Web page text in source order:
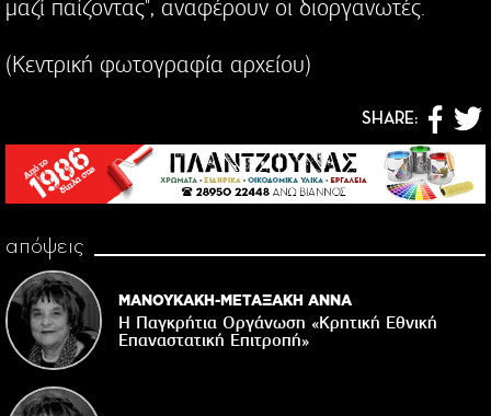
μαζί παίζοντας", αναφέρουν οι διοργανωτές.
(Κεντρική φωτογραφία αρχείου)
SHARE:
απόψεις
ΜΑΝΟΥΚΑΚΗ-ΜΕΤΑΞΑΚΗ ΑΝΝΑ
Η Παγκρήτια Οργάνωση «Κρητική Εθνική
Επαναστατική Eπιτροπή»